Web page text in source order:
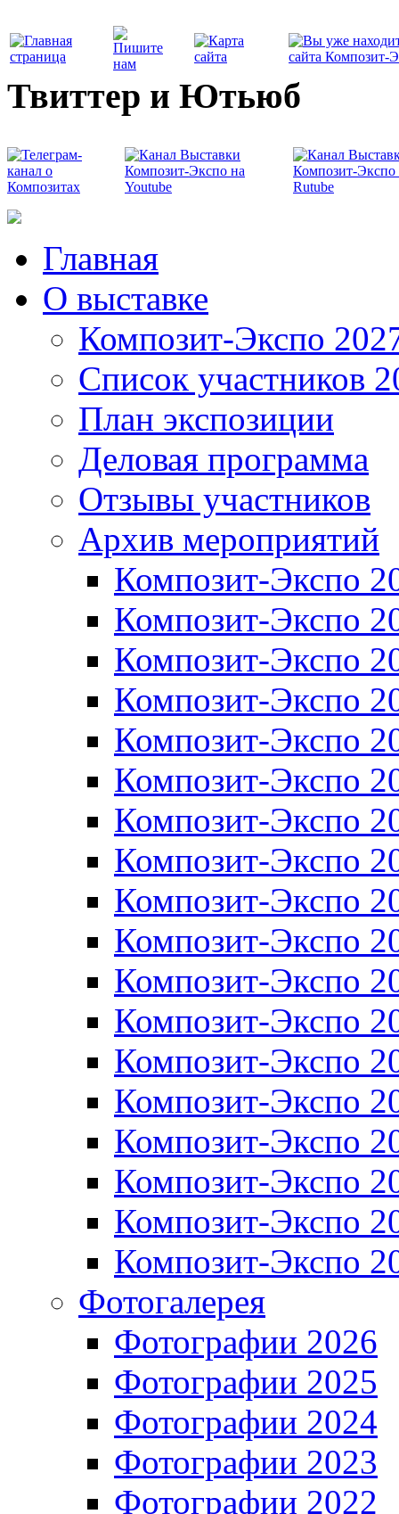
Твиттер и Ютьюб
Главная
О выставке
Композит-Экспо
Список участников
План экспозиции
Деловая программа
Отзывы участников
Архив мероприятий
Композит-Экспо
Композит-Экспо
Композит-Экспо
Композит-Экспо
Композит-Экспо
Композит-Экспо
Композит-Экспо
Композит-Экспо
Композит-Экспо
Композит-Экспо
Композит-Экспо
Композит-Экспо
Композит-Экспо
Композит-Экспо
Композит-Экспо
Композит-Экспо
Композит-Экспо
Композит-Экспо
Фотогалерея
Фотографии 2026
Фотографии 2025
Фотографии 2024
Фотографии 2023
Фотографии 2022